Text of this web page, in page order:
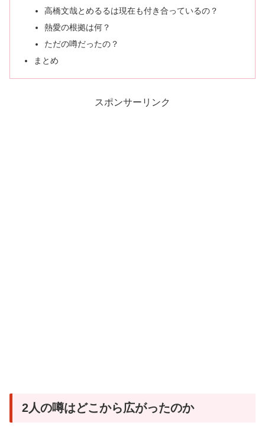
高橋文哉とめるるは現在も付き合っているの？
熱愛の根拠は何？
ただの噂だったの？
まとめ
スポンサーリンク
2人の噂はどこから広がったのか